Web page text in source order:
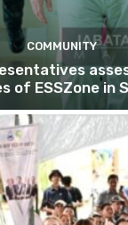
COMMUNITY
of ESSZone in